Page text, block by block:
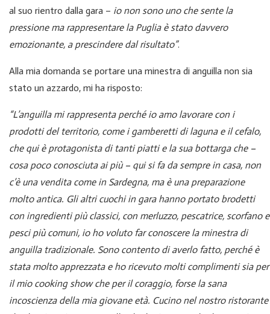
al suo rientro dalla gara – io non sono uno che sente la
pressione ma rappresentare la Puglia è stato davvero
emozionante, a prescindere dal risultato”.
Alla mia domanda se portare una minestra di anguilla non sia
stato un azzardo, mi ha risposto:
“L’anguilla mi rappresenta perché io amo lavorare con i
prodotti del territorio, come i gamberetti di laguna e il cefalo,
che qui è protagonista di tanti piatti e la sua bottarga che –
cosa poco conosciuta ai più – qui si fa da sempre in casa, non
c’è una vendita come in Sardegna, ma è una preparazione
molto antica. Gli altri cuochi in gara hanno portato brodetti
con ingredienti più classici, con merluzzo, pescatrice, scorfano e
pesci più comuni, io ho voluto far conoscere la minestra di
anguilla tradizionale. Sono contento di averlo fatto, perché è
stata molto apprezzata e ho ricevuto molti complimenti sia per
il mio cooking show che per il coraggio, forse la sana
incoscienza della mia giovane età. Cucino nel nostro ristorante